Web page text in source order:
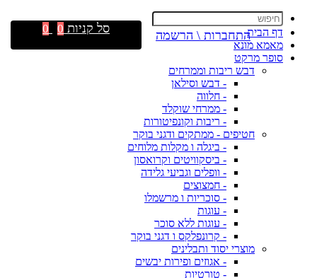
דף הבית
מאמא מונא
סופר מרקט
דבש ריבות וממרחים
- דבש וסילאן
- חלווה
- ממרחי שוקלד
- ריבות וקונפיטורות
חטיפים - ממתקים ודגני בוקר
- ביגלה ו מקלות מלוחים
- ביסקוויטים וקרואסון
- וופלים וגביעי גלידה
- חמצוצים
- סוכריות ו מרשמלו
- עוגות
- עוגות ללא סוכר
- קרונפלקס ו דגני בוקר
מוצרי יסוד ותבלינים
- אגוזים ופירות יבשים
- טורטיות
התחברות \ הרשמה סל קניות 0
0